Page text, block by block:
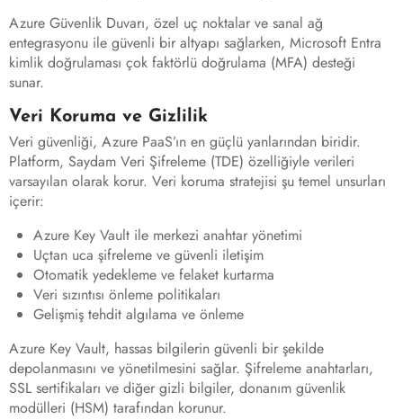
Azure Güvenlik Duvarı, özel uç noktalar ve sanal ağ
entegrasyonu ile güvenli bir altyapı sağlarken, Microsoft Entra
kimlik doğrulaması çok faktörlü doğrulama (MFA) desteği
sunar.
Veri Koruma ve Gizlilik
Veri güvenliği, Azure PaaS’ın en güçlü yanlarından biridir.
Platform, Saydam Veri Şifreleme (TDE) özelliğiyle verileri
varsayılan olarak korur. Veri koruma stratejisi şu temel unsurları
içerir:
Azure Key Vault ile merkezi anahtar yönetimi
Uçtan uca şifreleme ve güvenli iletişim
Otomatik yedekleme ve felaket kurtarma
Veri sızıntısı önleme politikaları
Gelişmiş tehdit algılama ve önleme
Azure Key Vault, hassas bilgilerin güvenli bir şekilde
depolanmasını ve yönetilmesini sağlar. Şifreleme anahtarları,
SSL sertifikaları ve diğer gizli bilgiler, donanım güvenlik
modülleri (HSM) tarafından korunur.